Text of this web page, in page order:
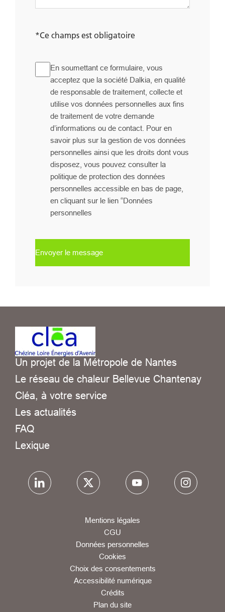
*Ce champs est obligatoire
En soumettant ce formulaire, vous
acceptez que la société Dalkia, en qualité
de responsable de traitement, collecte et
utilise vos données personnelles aux fins
de traitement de votre demande
d’informations ou de contact. Pour en
savoir plus sur la gestion de vos données
personnelles ainsi que les droits dont vous
disposez, vous pouvez consulter la
politique de protection des données
personnelles accessible en bas de page,
en cliquant sur le lien “Données
personnelles
Envoyer le message
Un projet de la Métropole de Nantes
Le réseau de chaleur Bellevue Chantenay
Cléa, à votre service
Les actualités
FAQ
Lexique
Mentions légales
CGU
Données personnelles
Cookies
Choix des consentements
Accessibilité numérique
Crédits
Plan du site